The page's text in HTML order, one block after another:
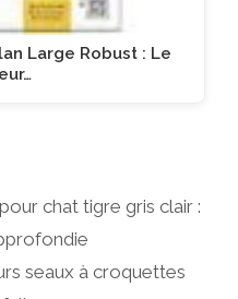
Large Robust : Le
chat tigre gris clair :
seaux à croquettes